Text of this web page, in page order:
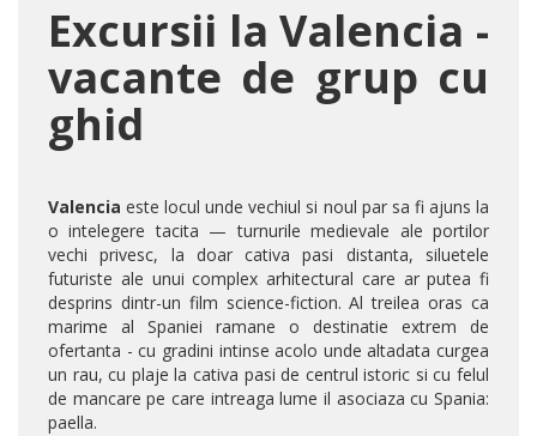
Excursii la Valencia -
vacante de grup cu
ghid
Valencia este locul unde vechiul si noul par sa fi ajuns la
o intelegere tacita — turnurile medievale ale portilor
vechi privesc, la doar cativa pasi distanta, siluetele
futuriste ale unui complex arhitectural care ar putea fi
desprins dintr-un film science-fiction. Al treilea oras ca
marime al Spaniei ramane o destinatie extrem de
ofertanta - cu gradini intinse acolo unde altadata curgea
un rau, cu plaje la cativa pasi de centrul istoric si cu felul
de mancare pe care intreaga lume il asociaza cu Spania:
paella.